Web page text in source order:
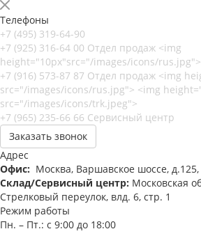
Телефоны
+7 (495) 319-64-90
+7 (925) 316-64 00 Отдел продаж <img
height="10px"src="/images/icons/rus.jpg">
+7 (916) 573-87 87 Отдел продаж <img
src="/images/icons/rus.jpg"> <img
src="/images/icons/trk.jpeg">
+7 (965) 235-66 66 Сервисный центр
Заказать звонок
Адрес
Офис: Москва, Варшавское шоссе, д.125,
Склад/Сервисный центр: Московская
Стрелковый переулок, влд. 6, стр. 1
Режим работы
Пн. – Пт.: с 9:00 до 18:00